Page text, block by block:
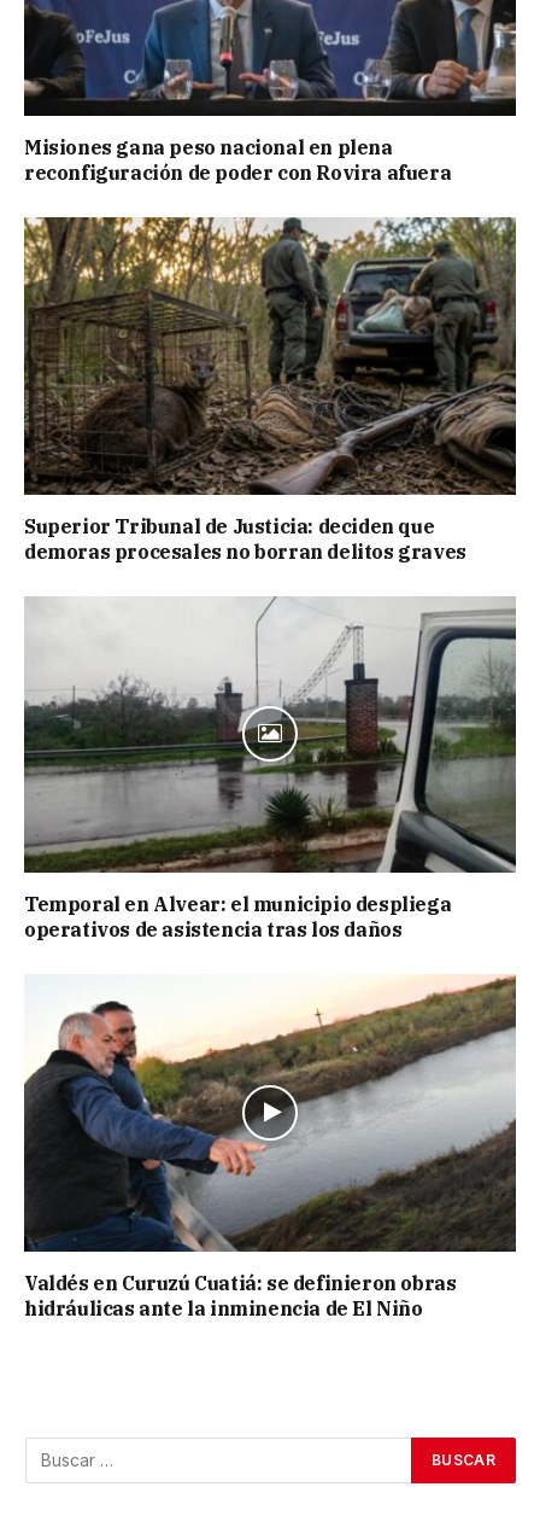
Misiones gana peso nacional en plena
reconfiguración de poder con Rovira afuera
Superior Tribunal de Justicia: deciden que
demoras procesales no borran delitos graves
Temporal en Alvear: el municipio despliega
operativos de asistencia tras los daños
Valdés en Curuzú Cuatiá: se definieron obras
hidráulicas ante la inminencia de El Niño